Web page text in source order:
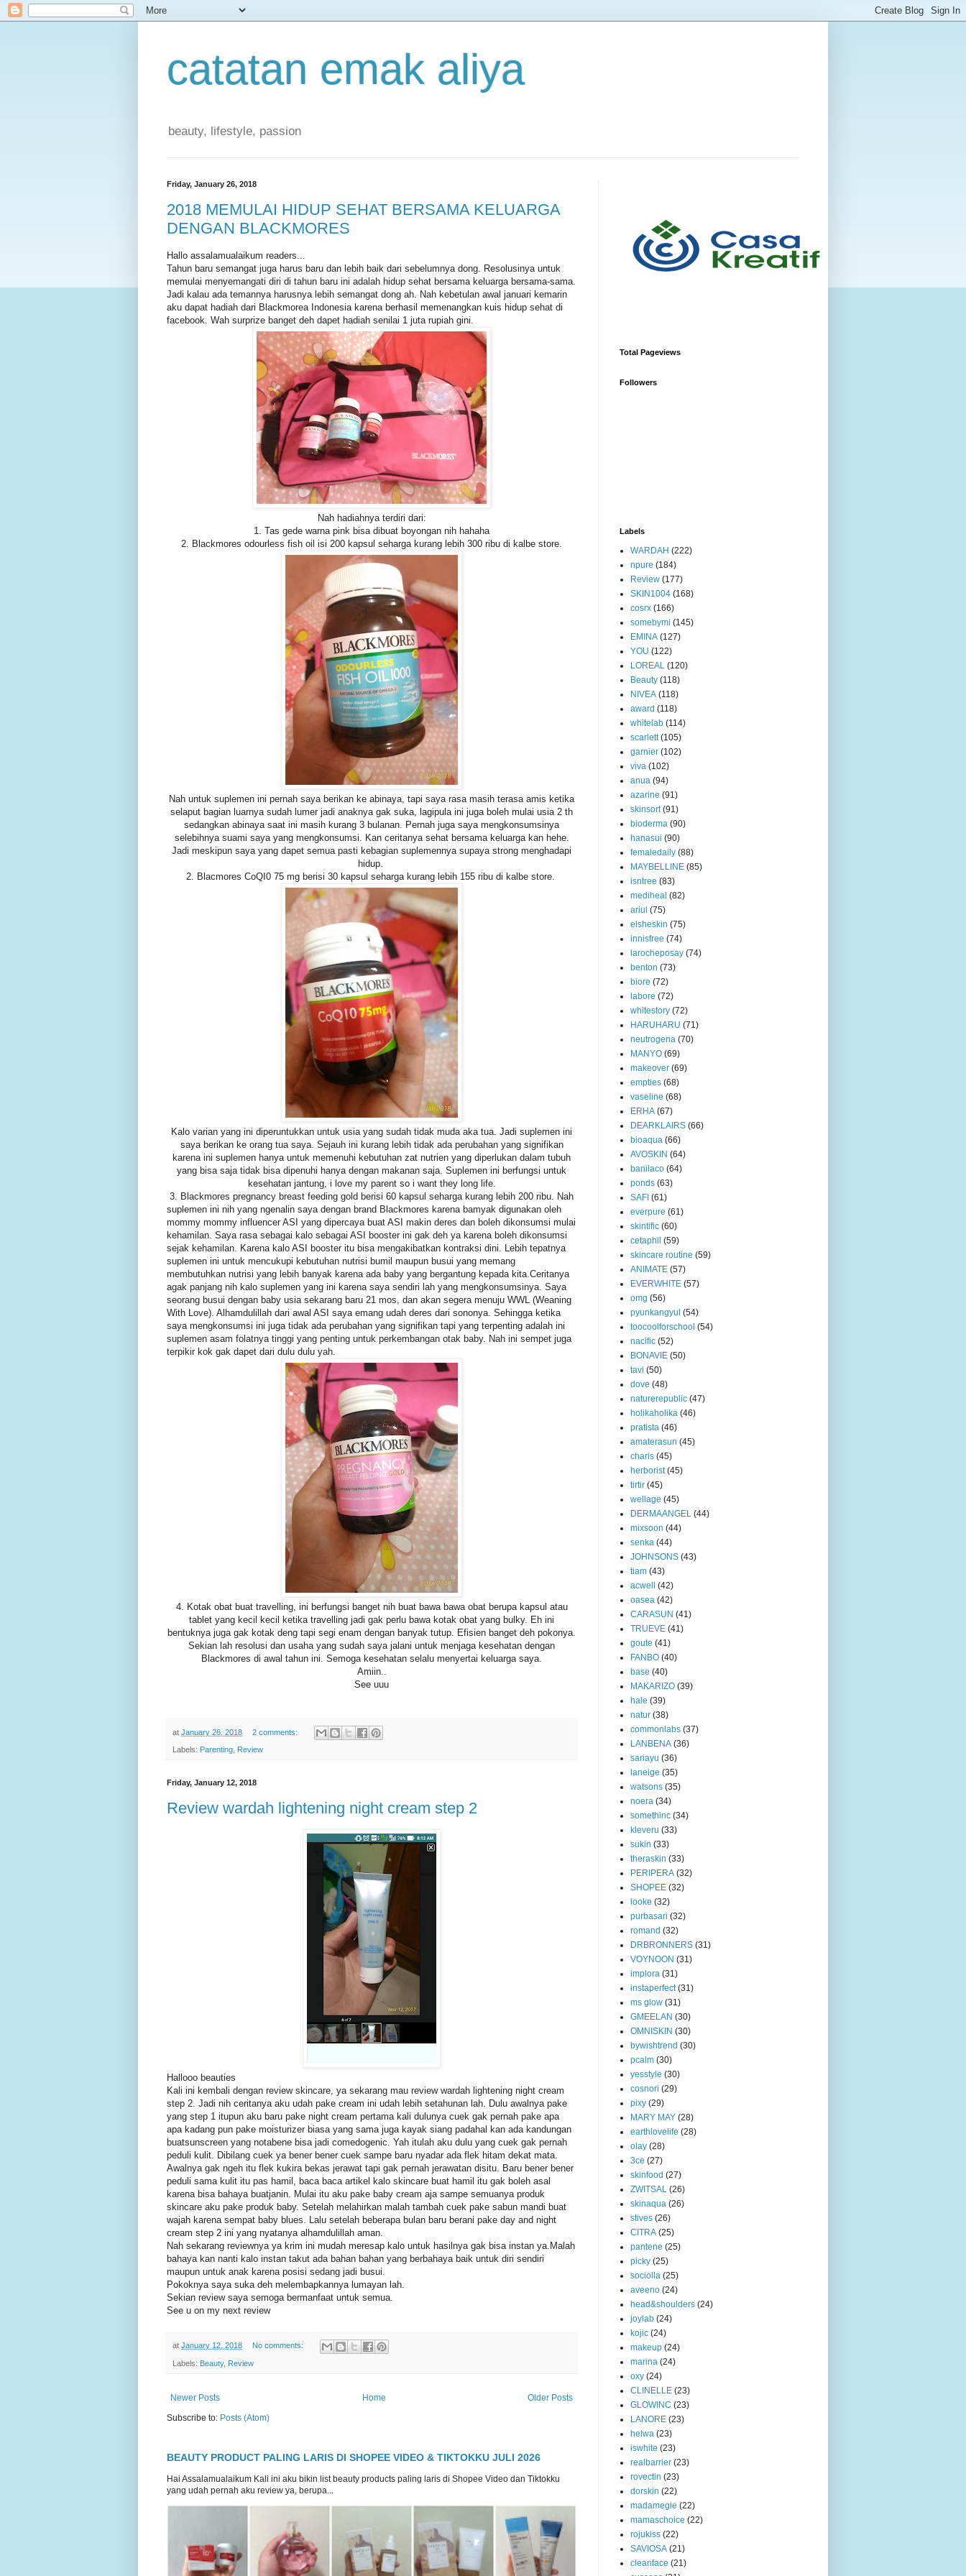
catatan emak aliya
beauty, lifestyle, passion
Friday, January 26, 2018
2018 MEMULAI HIDUP SEHAT BERSAMA KELUARGA
DENGAN BLACKMORES
Hallo assalamualaikum readers...
Tahun baru semangat juga harus baru dan lebih baik dari sebelumnya dong. Resolusinya untuk
memulai menyemangati diri di tahun baru ini adalah hidup sehat bersama keluarga bersama-sama.
Jadi kalau ada temannya harusnya lebih semangat dong ah. Nah kebetulan awal januari kemarin
aku dapat hadiah dari Blackmorea Indonesia karena berhasil memenangkan kuis hidup sehat di
facebook. Wah surprize banget deh dapet hadiah senilai 1 juta rupiah gini.
Nah hadiahnya terdiri dari:
1. Tas gede warna pink bisa dibuat boyongan nih hahaha
2. Blackmores odourless fish oil isi 200 kapsul seharga kurang lebih 300 ribu di kalbe store.
Nah untuk suplemen ini pernah saya berikan ke abinaya, tapi saya rasa masih terasa amis ketika
selaput bagian luarnya sudah lumer jadi anaknya gak suka, lagipula ini juga boleh mulai usia 2 th
sedangkan abinaya saat ini masih kurang 3 bulanan. Pernah juga saya mengkonsumsinya
selebihnya suami saya yang mengkonsumsi. Kan ceritanya sehat bersama keluarga kan hehe.
Jadi meskipun saya yang dapet semua pasti kebagian suplemennya supaya strong menghadapi
hidup.
2. Blacmores CoQI0 75 mg berisi 30 kapsul seharga kurang lebih 155 ribu di kalbe store.
Kalo varian yang ini diperuntukkan untuk usia yang sudah tidak muda aka tua. Jadi suplemen ini
saya berikan ke orang tua saya. Sejauh ini kurang lebih tidak ada perubahan yang signifikan
karena ini suplemen hanya untuk memenuhi kebutuhan zat nutrien yang diperlukan dalam tubuh
yang bisa saja tidak bisa dipenuhi hanya dengan makanan saja. Suplemen ini berfungsi untuk
kesehatan jantung, i love my parent so i want they long life.
3. Blackmores pregnancy breast feeding gold berisi 60 kapsul seharga kurang lebih 200 ribu. Nah
suplemen ini nih yang ngenalin saya dengan brand Blackmores karena bamyak digunakan oleh
mommy mommy influencer ASI yang dipercaya buat ASI makin deres dan boleh dikonsumsi mulai
kehamilan. Saya rasa sebagai kalo sebagai ASI booster ini gak deh ya karena boleh dikonsumsi
sejak kehamilan. Karena kalo ASI booster itu bisa mengakibatkan kontraksi dini. Lebih tepatnya
suplemen ini untuk mencukupi kebutuhan nutrisi bumil maupun busui yang memang
membutuhkan nutrisi yang lebih banyak karena ada baby yang bergantung kepada kita.Ceritanya
agak panjang nih kalo suplemen yang ini karena saya sendiri lah yang mengkonsumsinya. Saya
seorang busui dengan baby usia sekarang baru 21 mos, dan akan segera menuju WWL (Weaning
With Love). Alhamdulillah dari awal ASI saya emang udah deres dari sononya. Sehingga ketika
saya mengkonsumsi ini juga tidak ada perubahan yang signifikan tapi yang terpenting adalah ini
suplemen asam folatnya tinggi yang penting untuk perkembangan otak baby. Nah ini sempet juga
terpikir kok gak dapet dari dulu dulu yah.
4. Kotak obat buat travelling, ini berfungsi banget nih buat bawa bawa obat berupa kapsul atau
tablet yang kecil kecil ketika travelling jadi gak perlu bawa kotak obat yang bulky. Eh ini
bentuknya juga gak kotak deng tapi segi enam dengan banyak tutup. Efisien banget deh pokonya.
Sekian lah resolusi dan usaha yang sudah saya jalani untuk menjaga kesehatan dengan
Blackmores di awal tahun ini. Semoga kesehatan selalu menyertai keluarga saya.
Amiin..
See uuu
at January 26, 2018 2 comments:
Labels: Parenting, Review
Friday, January 12, 2018
Review wardah lightening night cream step 2
Hallooo beauties
Kali ini kembali dengan review skincare, ya sekarang mau review wardah lightening night cream
step 2. Jadi nih ceritanya aku udah pake cream ini udah lebih setahunan lah. Dulu awalnya pake
yang step 1 itupun aku baru pake night cream pertama kali dulunya cuek gak pernah pake apa
apa kadang pun pake moisturizer biasa yang sama juga kayak siang padahal kan ada kandungan
buatsunscreen yang notabene bisa jadi comedogenic. Yah itulah aku dulu yang cuek gak pernah
peduli kulit. Dibilang cuek ya bener bener cuek sampe baru nyadar ada flek hitam dekat mata.
Awalnya gak ngeh itu flek kukira bekas jerawat tapi gak pernah jerawatan disitu. Baru bener bener
peduli sama kulit itu pas hamil, baca baca artikel kalo skincare buat hamil itu gak boleh asal
karena bisa bahaya buatjanin. Mulai itu aku pake baby cream aja sampe semuanya produk
skincare aku pake produk baby. Setelah melahirkan malah tambah cuek pake sabun mandi buat
wajah karena sempat baby blues. Lalu setelah beberapa bulan baru berani pake day and night
cream step 2 ini yang nyatanya alhamdulillah aman.
Nah sekarang reviewnya ya krim ini mudah meresap kalo untuk hasilnya gak bisa instan ya.Malah
bahaya kan nanti kalo instan takut ada bahan bahan yang berbahaya baik untuk diri sendiri
maupun untuk anak karena posisi sedang jadi busui.
Pokoknya saya suka deh melembapkannya lumayan lah.
Sekian review saya semoga bermanfaat untuk semua.
See u on my next review
at January 12, 2018 No comments:
Labels: Beauty, Review
Newer Posts Older Posts
Home
Subscribe to: Posts (Atom)
BEAUTY PRODUCT PALING LARIS DI SHOPEE VIDEO & TIKTOKKU JULI 2026
Hai Assalamualaikum Kali ini aku bikin list beauty products paling laris di Shopee Video dan Tiktokku
yang udah pernah aku review ya, berupa...
Total Pageviews
Followers
Labels
WARDAH (222)
npure (184)
Review (177)
SKIN1004 (168)
cosrx (166)
somebymi (145)
EMINA (127)
YOU (122)
LOREAL (120)
Beauty (118)
NIVEA (118)
award (118)
whitelab (114)
scarlett (105)
garnier (102)
viva (102)
anua (94)
azarine (91)
skinsort (91)
bioderma (90)
hanasui (90)
femaledaily (88)
MAYBELLINE (85)
isntree (83)
mediheal (82)
ariul (75)
elsheskin (75)
innisfree (74)
larocheposay (74)
benton (73)
biore (72)
labore (72)
whitestory (72)
HARUHARU (71)
neutrogena (70)
MANYO (69)
makeover (69)
empties (68)
vaseline (68)
ERHA (67)
DEARKLAIRS (66)
bioaqua (66)
AVOSKIN (64)
banilaco (64)
ponds (63)
SAFI (61)
everpure (61)
skintific (60)
cetaphil (59)
skincare routine (59)
ANIMATE (57)
EVERWHITE (57)
omg (56)
pyunkangyul (54)
toocoolforschool (54)
nacific (52)
BONAVIE (50)
tavi (50)
dove (48)
naturerepublic (47)
holikaholika (46)
pratista (46)
amaterasun (45)
charis (45)
herborist (45)
tirtir (45)
wellage (45)
DERMAANGEL (44)
mixsoon (44)
senka (44)
JOHNSONS (43)
tiam (43)
acwell
(42)
oasea (42)
CARASUN (41)
TRUEVE (41)
goute (41)
FANBO (40)
base (40)
MAKARIZO (39)
hale (39)
natur (38)
commonlabs (37)
LANBENA (36)
sariayu (36)
laneige (35)
watsons (35)
noera (34)
somethinc (34)
kleveru (33)
sukin (33)
theraskin (33)
PERIPERA (32)
SHOPEE (32)
looke (32)
purbasari (32)
romand (32)
DRBRONNERS (31)
VOYNOON (31)
implora (31)
instaperfect (31)
ms glow (31)
GMEELAN (30)
OMNISKIN (30)
bywishtrend (30)
pcalm (30)
yesstyle (30)
cosnori (29)
pixy (29)
MARY MAY (28)
earthlovelife (28)
olay (28)
3ce (27)
skinfood (27)
ZWITSAL (26)
skinaqua (26)
stives (26)
CITRA (25)
pantene (25)
picky (25)
sociolla (25)
aveeno (24)
head&shoulders (24)
joylab (24)
kojic (24)
makeup (24)
marina (24)
oxy (24)
CLINELLE (23)
GLOWINC (23)
LANORE (23)
helwa (23)
iswhite (23)
realbarrier (23)
rovectin (23)
dorskin (22)
madamegie (22)
mamaschoice (22)
rojukiss (22)
SAVIOSA (21)
cleanface (21)